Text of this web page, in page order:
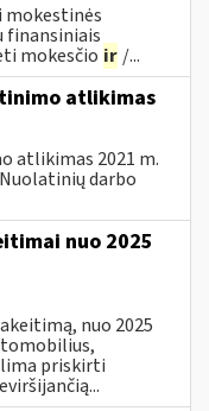
mokestinės
finansiniais
mokesčio ir /...
atlikimas
atlikimas 2021 m.
Nuolatinių darbo
nuo 2025
nuo 2025
priskirti